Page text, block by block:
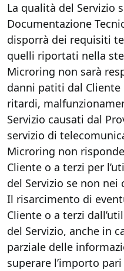
La qualità del Servizio
Documentazione
disporrà dei requisiti
quelli riportati nella
Microring non sarà
danni patiti dal Cliente
ritardi,
Servizio causati dal
servizio di
Microring non
Cliente o a terzi per
del Servizio se non
Il risarcimento di
Cliente o a terzi
del Servizio, anche in
parziale delle
superare l’importo